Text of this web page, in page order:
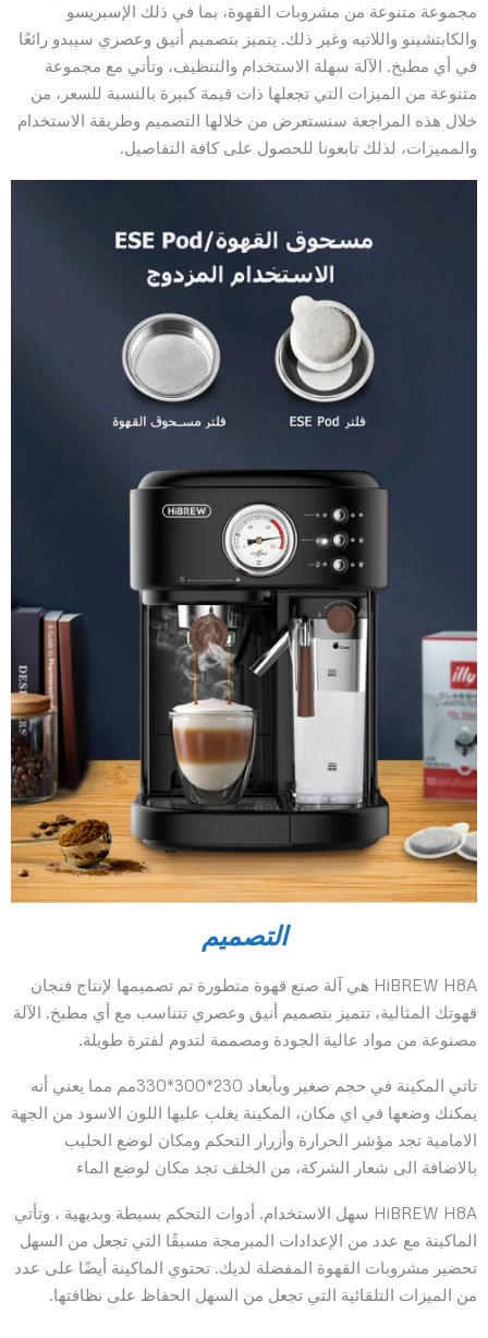
مجموعة متنوعة من مشروبات القهوة، بما في ذلك الإسبريسو
والكابتشينو واللاتيه وغير ذلك. يتميز بتصميم أنيق وعصري سيبدو رائعًا
في أي مطبخ. الآلة سهلة الاستخدام والتنظيف، وتأتي مع مجموعة
متنوعة من الميزات التي تجعلها ذات قيمة كبيرة بالنسبة للسعر، من
خلال هذه المراجعة سنستعرض من خلالها التصميم وطريقة الاستخدام
والمميزات، لذلك تابعونا للحصول على كافة التفاصيل.
التصميم
HiBREW H8A هي آلة صنع قهوة متطورة تم تصميمها لإنتاج فنجان
قهوتك المثالية، تتميز بتصميم أنيق وعصري تتناسب مع أي مطبخ. الآلة
مصنوعة من مواد عالية الجودة ومصممة لتدوم لفترة طويلة.
تاتي المكينة في حجم صغير وبأبعاد 230*300*330مم مما يعني أنه
يمكنك وضعها في اي مكان، المكينة يغلب عليها اللون الاسود من الجهة
الامامية تجد مؤشر الحرارة وأزرار التحكم ومكان لوضع الحليب
بالاضافة الى شعار الشركة، من الخلف تجد مكان لوضع الماء
HiBREW H8A سهل الاستخدام. أدوات التحكم بسيطة وبديهية ، وتأتي
الماكينة مع عدد من الإعدادات المبرمجة مسبقًا التي تجعل من السهل
تحضير مشروبات القهوة المفضلة لديك. تحتوي الماكينة أيضًا على عدد
من الميزات التلقائية التي تجعل من السهل الحفاظ على نظافتها.